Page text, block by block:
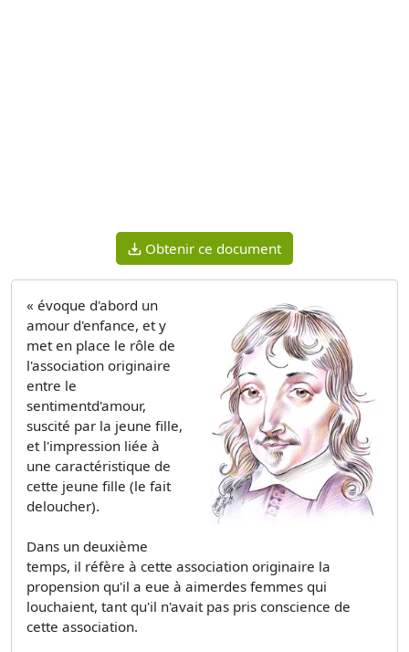
Obtenir ce document
« évoque d'abord un
amour d'enfance, et y
met en place le rôle de
l'association originaire
entre le
sentimentd'amour,
suscité par la jeune fille,
et l'impression liée à
une caractéristique de
cette jeune fille (le fait
deloucher).
Dans un deuxième
temps, il réfère à cette association originaire la
propension qu'il a eue à aimerdes femmes qui
louchaient, tant qu'il n'avait pas pris conscience de
cette association.